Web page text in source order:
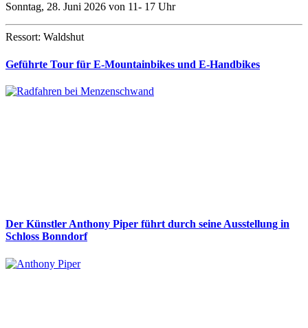
Sonntag, 28. Juni 2026 von 11- 17 Uhr
Ressort: Waldshut
Geführte Tour für E-Mountainbikes und E-Handbikes
Der Künstler Anthony Piper führt durch seine Ausstellung in
Schloss Bonndorf